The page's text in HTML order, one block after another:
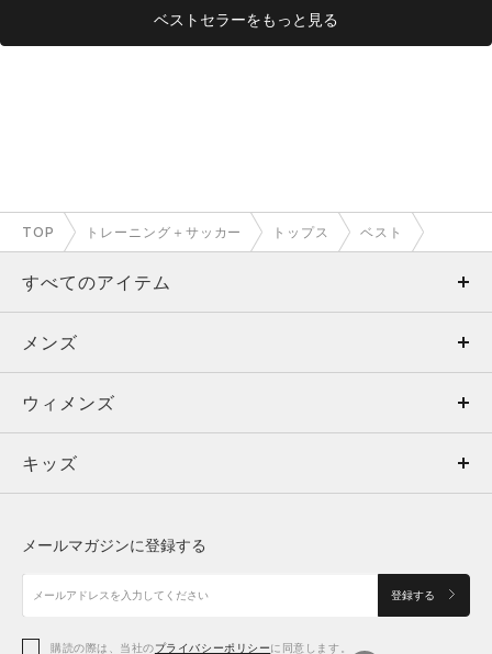
ベストセラーをもっと見る
TOP トレーニング＋サッカー トップス ベスト
すべてのアイテム
メンズ
ウィメンズ
キッズ
アクセサリー
メンズ
トップス
ボトムス
アクセサリー
ウィメンズ
トップス
シューズ
アクセサリー
キッズ
シューズ
メールマガジンに登録する
登録する
購読の際は、当社のプライバシーポリシーに同意します。